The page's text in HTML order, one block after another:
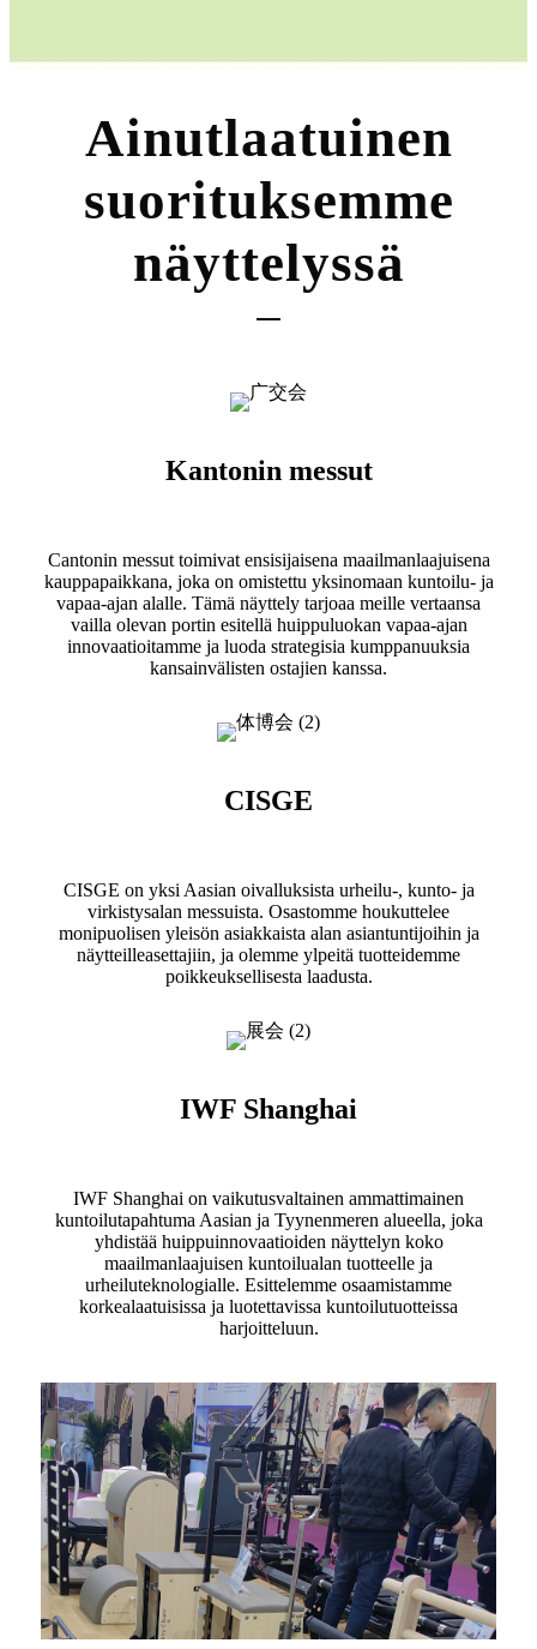
Ainutlaatuinen
suorituksemme
näyttelyssä
Kantonin messut
Cantonin messut toimivat ensisijaisena maailmanlaajuisena
kauppapaikkana, joka on omistettu yksinomaan kuntoilu- ja
vapaa-ajan alalle. Tämä näyttely tarjoaa meille vertaansa
vailla olevan portin esitellä huippuluokan vapaa-ajan
innovaatioitamme ja luoda strategisia kumppanuuksia
kansainvälisten ostajien kanssa.
CISGE
CISGE on yksi Aasian oivalluksista urheilu-, kunto- ja
virkistysalan messuista. Osastomme houkuttelee
monipuolisen yleisön asiakkaista alan asiantuntijoihin ja
näytteilleasettajiin, ja olemme ylpeitä tuotteidemme
poikkeuksellisesta laadusta.
IWF Shanghai
IWF Shanghai on vaikutusvaltainen ammattimainen
kuntoilutapahtuma Aasian ja Tyynenmeren alueella, joka
yhdistää huippuinnovaatioiden näyttelyn koko
maailmanlaajuisen kuntoilualan tuotteelle ja
urheiluteknologialle. Esittelemme osaamistamme
korkealaatuisissa ja luotettavissa kuntoilutuotteissa
harjoitteluun.